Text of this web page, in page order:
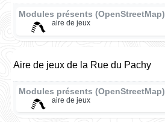
Modules présents (OpenStreetMap)
aire de jeux
Aire de jeux de la Rue du Pachy
Modules présents (OpenStreetMap)
aire de jeux